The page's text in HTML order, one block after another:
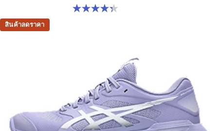
4.3 จาก 5 ดาว 55 รีวิว
สินค้าลดราคา